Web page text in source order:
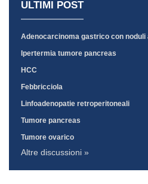
ULTIMI POST
Adenocarcinoma gastrico con noduli
Ipertermia tumore pancreas
HCC
Febbricciola
Linfoadenopatie retroperitoneali
Tumore pancreas
Tumore ovarico
Altre discussioni »